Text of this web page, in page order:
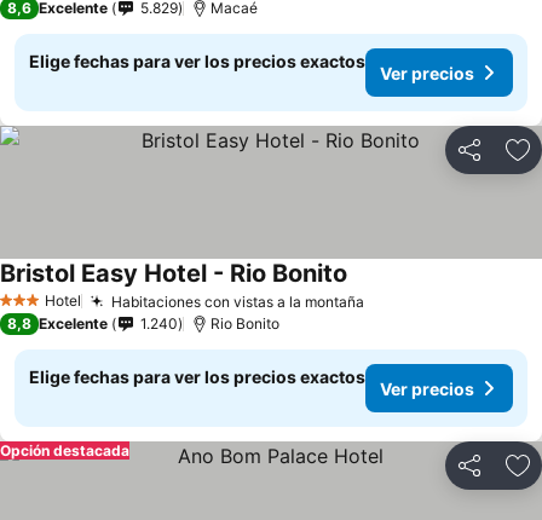
8,6 Excelente 5.829 Macaé
Elige fechas para ver los precios exactos
Ver precios
Compartir
3 Estrellas
Hotel Habitaciones con vistas a la montaña
Bristol Easy Hotel - Rio Bonito
8,8 Excelente 1.240 Rio Bonito
Elige fechas para ver los precios exactos
Ver precios
Compartir
Opción destacada